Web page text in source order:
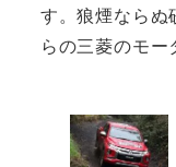
す。狼煙ならぬ
らの三菱のモー